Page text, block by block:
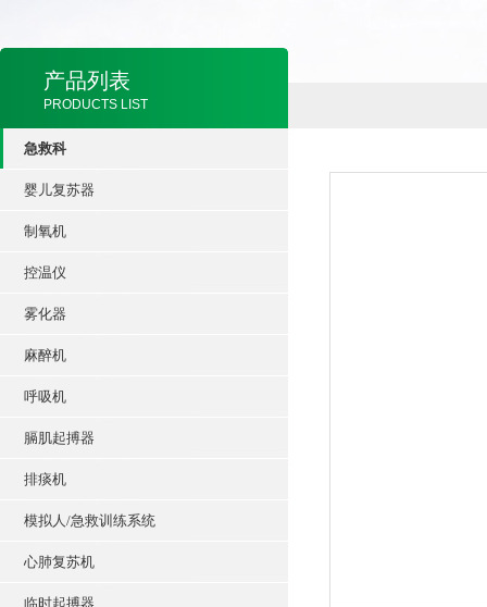
产品列表
PRODUCTS LIST
急救科
婴儿复苏器
制氧机
控温仪
雾化器
麻醉机
呼吸机
膈肌起搏器
排痰机
模拟人/急救训练系统
心肺复苏机
临时起搏器